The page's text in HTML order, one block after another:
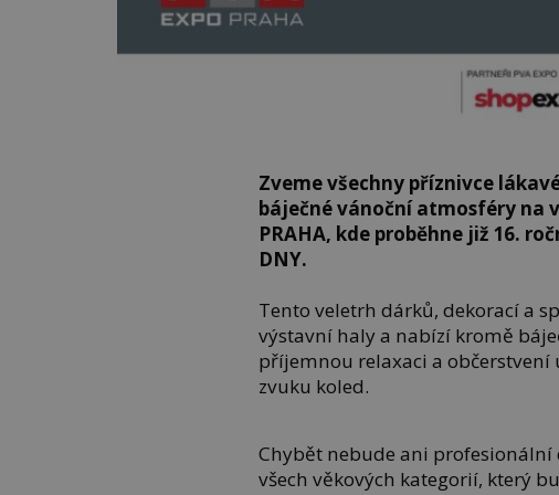
Zveme všechny příznivce
báječné vánoční atmosféry na
PRAHA, kde proběhne již 16.
DNY.
Tento veletrh dárků, dekorací a
výstavní haly a nabízí kromě
příjemnou relaxaci a občerstvení
zvuku koled.
Chybět nebude ani
všech věkových kategorií, který